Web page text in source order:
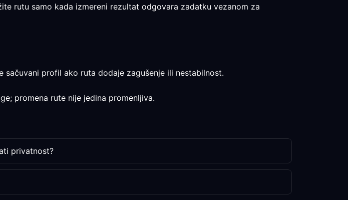
rutu samo kada izmereni rezultat odgovara zadatku vezanom za
profil ako ruta dodaje zagušenje ili nestabilnost.
promena rute nije jedina promenljiva.
privatnost?